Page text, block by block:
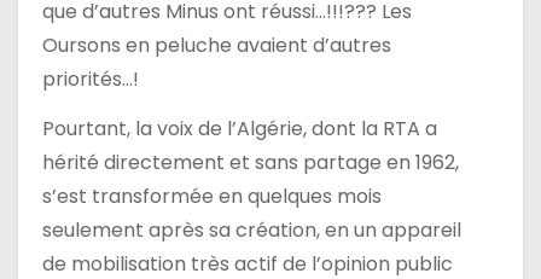
c
e
que d’autres Minus ont réussi…!!!??? Les
Oursons en peluche avaient d’autres
priorités…!
Pourtant, la voix de l’Algérie, dont la RTA a
hérité directement et sans partage en 1962,
s’est transformée en quelques mois
seulement après sa création, en un appareil
de mobilisation très actif de l’opinion public